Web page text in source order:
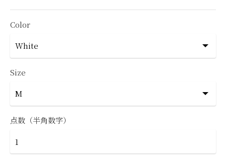
Color
Size
点数（半角数字）